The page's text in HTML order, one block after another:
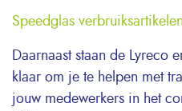
Speedglas
Daarnaast staan de Lyreco
klaar om je te helpen met
jouw medewerkers in het